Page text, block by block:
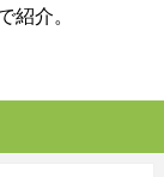
紹介。